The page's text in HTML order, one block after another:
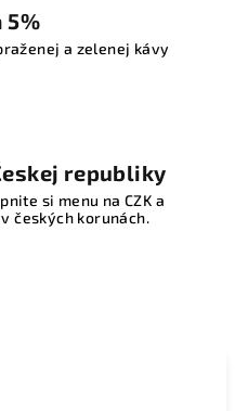
5%
a zelenej kávy
republiky
si menu na CZK a
českých korunách.